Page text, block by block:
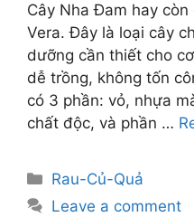
Cây Nha Đam hay
Vera. Đây là loại cây
dưỡng cần thiết cho
dễ trồng, không tốn
có 3 phần: vỏ, nhựa
chất độc, và phần …
Categories
Rau-Củ-Quả
Leave a comment